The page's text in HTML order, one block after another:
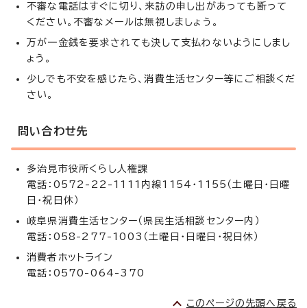
不審な電話はすぐに切り、来訪の申し出があっても断って
ください。不審なメールは無視しましょう。
万が一金銭を要求されても決して支払わないようにしまし
ょう。
少しでも不安を感じたら、消費生活センター等にご相談くだ
さい。
問い合わせ先
多治見市役所くらし人権課
電話：0572-22-1111内線1154・1155（土曜日・日曜
日・祝日休）
岐阜県消費生活センター（県民生活相談センター内）
電話：058-277-1003（土曜日・日曜日・祝日休）
消費者ホットライン
電話：0570-064-370
このページの先頭へ戻る